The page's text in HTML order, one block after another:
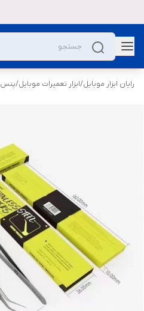
رایان ابزار موبایل/ابزار تعمیرات موبایل/پنس